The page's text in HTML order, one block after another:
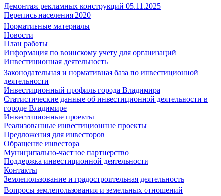
Демонтаж рекламных конструкций 05.11.2025
Перепись населения 2020
Нормативные материалы
Новости
План работы
Информация по воинскому учету для организаций
Инвестиционная деятельность
Законодательная и нормативная база по инвестиционной
деятельности
Инвестиционный профиль города Владимира
Статистические данные об инвестиционной деятельности в
городе Владимире
Инвестиционные проекты
Реализованные инвестиционные проекты
Предложения для инвесторов
Обращение инвестора
Муниципально-частное партнерство
Поддержка инвестиционной деятельности
Контакты
Землепользование и градостроительная деятельность
Вопросы землепользования и земельных отношений